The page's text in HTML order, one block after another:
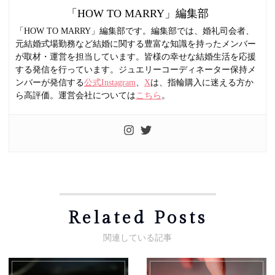
「HOW TO MARRY」編集部
「HOW TO MARRY」編集部です。編集部では、婚礼司会者、
元結婚式場勤務など結婚に関する豊富な知識を持ったメンバー
が取材・運営を担当しています。皆様の幸せな結婚生活を応援
する発信を行っています。ジュエリーコーディネーター保持メ
ンバーが発信する公式Instagram、 Xは、指輪購入に迷える方か
ら高評価。運営会社については こちら 。
Related Posts